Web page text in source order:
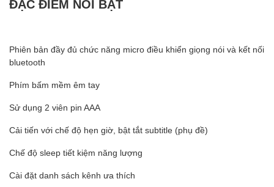
ĐẶC ĐIỂM NỔI BẬT
Phiên bản đầy đủ chức năng micro điều khiển giọng nói và kết nối
bluetooth
Phím bấm mềm êm tay
Sử dụng 2 viên pin AAA
Cải tiến với chế độ hẹn giờ, bật tắt subtitle (phụ đề)
Chế độ sleep tiết kiệm năng lượng
Cài đặt danh sách kênh ưa thích